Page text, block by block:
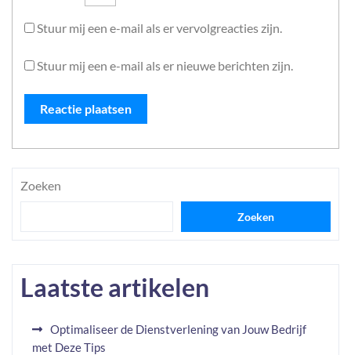
Stuur mij een e-mail als er vervolgreacties zijn.
Stuur mij een e-mail als er nieuwe berichten zijn.
Zoeken
Zoeken
Laatste artikelen
Optimaliseer de Dienstverlening van Jouw Bedrijf
met Deze Tips